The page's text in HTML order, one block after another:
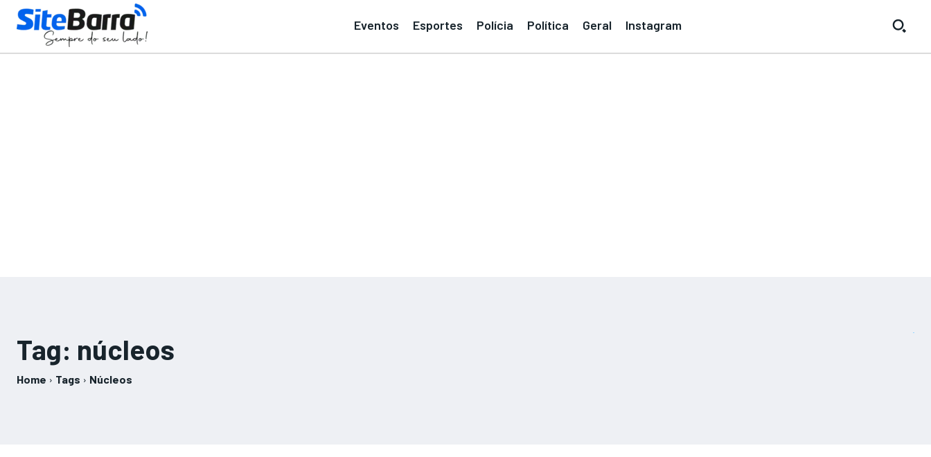
Eventos Esportes Polícia Política Geral Instagram
Tag: núcleos
Home Tags Núcleos